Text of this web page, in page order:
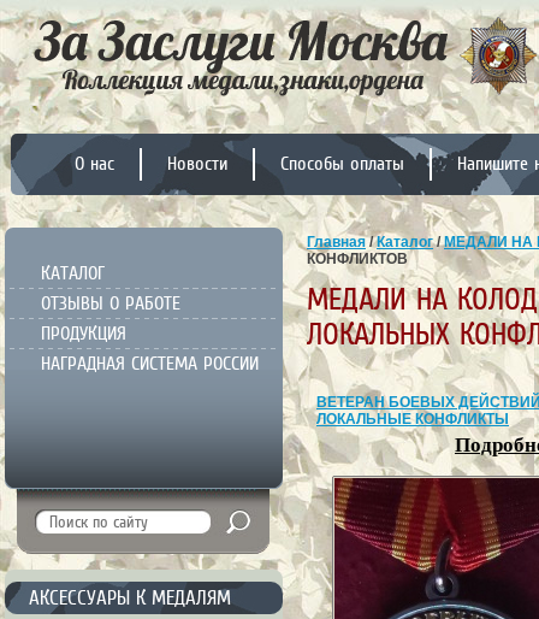
О нас Новости Способы оплаты Напишите
КАТАЛОГ
ОТЗЫВЫ О РАБОТЕ
ПРОДУКЦИЯ
НАГРАДНАЯ СИСТЕМА РОССИИ
АКСЕССУАРЫ К МЕДАЛЯМ
Главная/Каталог/МЕДАЛИ НА
КОНФЛИКТОВ
МЕДАЛИ НА
ЛОКАЛЬНЫХ
ВЕТЕРАН БОЕВЫХ
ЛОКАЛЬНЫЕ КОНФЛИКТЫ